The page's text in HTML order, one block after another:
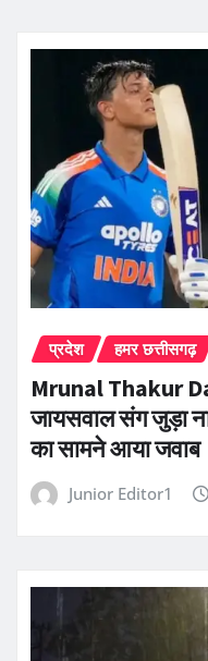
प्रदेश हमर छत्तीसगढ़
Mrunal Thakur
जायसवाल संग जुड़ा
का सामने आया जवाब
Junior Editor1